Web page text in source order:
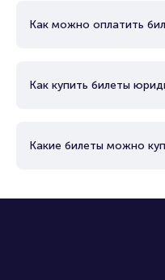
Как можно оплатить
Как купить билеты
Какие билеты можно